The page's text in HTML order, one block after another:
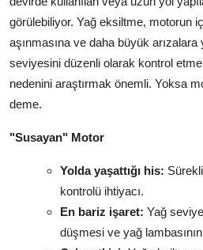
görülebiliyor. Yağ eksiltme, motorun
aşınmasına ve daha büyük
seviyesini düzenli olarak kontrol
nedenini araştırmak önemli. Yoksa
deme.
"Susayan" Motor
Yolda yaşattığı his:
kontrolü ihtiyacı.
En bariz işaret: Yağ
düşmesi ve yağ